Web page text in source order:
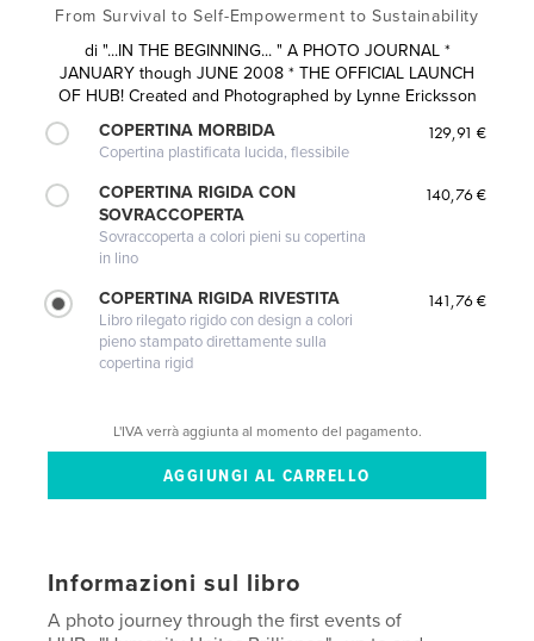
From Survival to Self-Empowerment to Sustainability
di "...IN THE BEGINNING... " A PHOTO JOURNAL *
JANUARY though JUNE 2008 * THE OFFICIAL LAUNCH
OF HUB! Created and Photographed by Lynne Ericksson
COPERTINA MORBIDA
Copertina plastificata lucida, flessibile
129,91 €
COPERTINA RIGIDA CON
SOVRACCOPERTA
Sovraccoperta a colori pieni su copertina
in lino
140,76 €
COPERTINA RIGIDA RIVESTITA
Libro rilegato rigido con design a colori
pieno stampato direttamente sulla
copertina rigid
141,76 €
L'IVA verrà aggiunta al momento del pagamento.
Informazioni sul libro
A photo journey through the first events of